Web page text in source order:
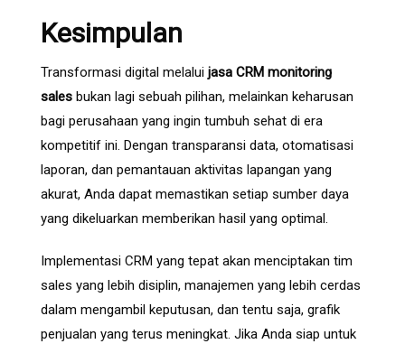
Kesimpulan
Transformasi digital melalui jasa CRM monitoring
sales bukan lagi sebuah pilihan, melainkan keharusan
bagi perusahaan yang ingin tumbuh sehat di era
kompetitif ini. Dengan transparansi data, otomatisasi
laporan, dan pemantauan aktivitas lapangan yang
akurat, Anda dapat memastikan setiap sumber daya
yang dikeluarkan memberikan hasil yang optimal.
Implementasi CRM yang tepat akan menciptakan tim
sales yang lebih disiplin, manajemen yang lebih cerdas
dalam mengambil keputusan, dan tentu saja, grafik
penjualan yang terus meningkat. Jika Anda siap untuk